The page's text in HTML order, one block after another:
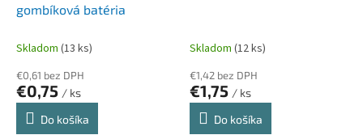
gombíková batéria
Skladom (13 ks)
€0,61 bez DPH
€0,75 / ks
Do košíka
Skladom (12 ks)
€1,42 bez DPH
€1,75 / ks
Do košíka